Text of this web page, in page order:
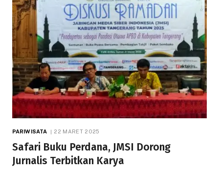
PARIWISATA 22 MARET 2025
Safari Buku Perdana, JMSI Dorong
Jurnalis Terbitkan Karya